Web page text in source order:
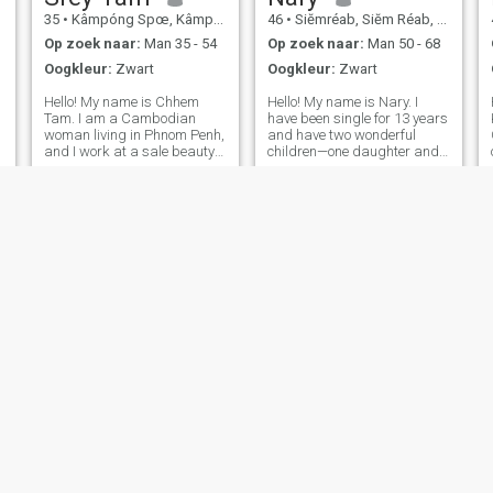
35 • Kâmpóng Spœ, Kâmpóng Spœ, Cambodja
Op zoek naar: Man 35 - 54
Oogkleur: Zwart
Hello! My name is Chhem
Tam. I am a Cambodian
woman living in Phnom Penh,
and I work at a sale beauty
46 • Siĕmréab, Siĕm Réab, Cambodja
Op zoek naar: Man 50 - 68
Oogkleur: Zwart
Hello! My name is Nary. I
have been single for 13 years
and have two wonderful
children—one daughter and